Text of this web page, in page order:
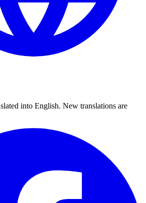
into English. New translations are